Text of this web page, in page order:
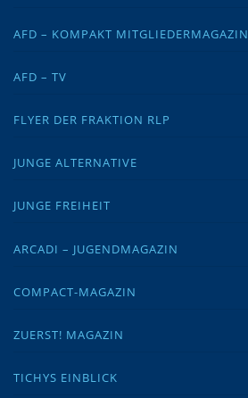
AFD – KOMPAKT MITGLIEDERMAGAZIN
AFD – TV
FLYER DER FRAKTION RLP
JUNGE ALTERNATIVE
JUNGE FREIHEIT
ARCADI – JUGENDMAGAZIN
COMPACT-MAGAZIN
ZUERST! MAGAZIN
TICHYS EINBLICK